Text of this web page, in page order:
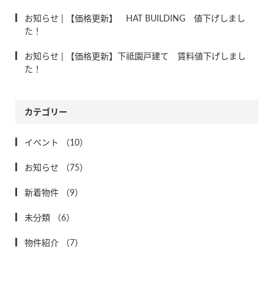
お知らせ | 【価格更新】 HAT BUILDING 値下げしまし
た！
お知らせ | 【価格更新】下祗園戸建て 賃料値下げしまし
た！
カテゴリー
イベント （10）
お知らせ （75）
新着物件 （9）
未分類 （6）
物件紹介 （7）